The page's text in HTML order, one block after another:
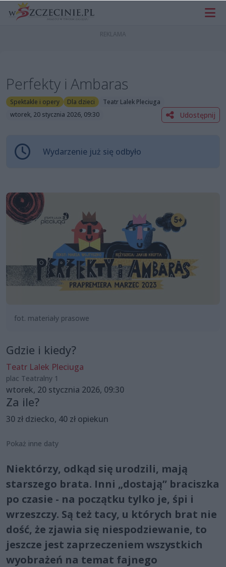
Perfekty i Ambaras
Spektakle i opery Dla dzieci
Teatr Lalek Pleciuga
wtorek, 20 stycznia 2026, 09:30
Udostępnij
Wydarzenie już się odbyło
fot. materiały prasowe
Gdzie i kiedy?
Teatr Lalek Pleciuga
plac Teatralny 1
wtorek, 20 stycznia 2026, 09:30
Za ile?
30 zł dziecko, 40 zł opiekun
Pokaż inne daty
Niektórzy, odkąd się urodzili, mają
starszego brata. Inni „dostają” braciszka
po czasie - na początku tylko je, śpi i
wrzeszczy. Są też tacy, u których brat nie
dość, że zjawia się niespodziewanie, to
jeszcze jest zaprzeczeniem wszystkich
wyobrażeń na temat fajnego